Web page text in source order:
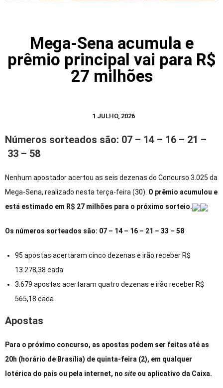
Mega-Sena acumula e
prêmio principal vai para R$
27 milhões
1 JULHO, 2026
Números sorteados são: 07 – 14 – 16 – 21 –
33 – 58
Nenhum apostador acertou as seis dezenas do Concurso 3.025 da
Mega-Sena, realizado nesta terça-feira (30). O prêmio acumulou e
está estimado em R$ 27 milhões para o próximo sorteio.
Os números sorteados são: 07 – 14 – 16 – 21 – 33 – 58
95 apostas acertaram cinco dezenas e irão receber R$
13.278,38 cada
3.679 apostas acertaram quatro dezenas e irão receber R$
565,18 cada
Apostas
Para o próximo concurso, as apostas podem ser feitas até as
20h (horário de Brasília) de quinta-feira (2), em qualquer
lotérica do país ou pela internet, no site ou aplicativo da Caixa.